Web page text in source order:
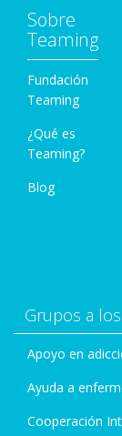
Sobre
Teaming
Fundación
Teaming
¿Qué es
Teaming?
Blog
Grupos a
Apoyo en
Ayuda a
Cooperación